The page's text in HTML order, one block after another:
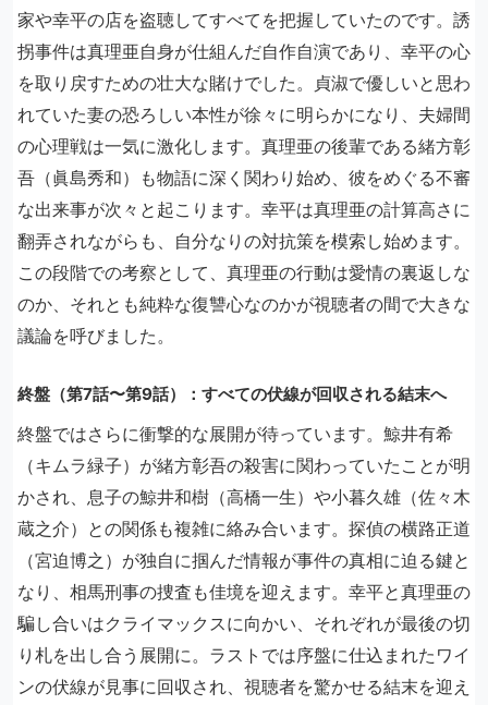
家や幸平の店を盗聴してすべてを把握していたのです。誘
拐事件は真理亜自身が仕組んだ自作自演であり、幸平の心
を取り戻すための壮大な賭けでした。貞淑で優しいと思わ
れていた妻の恐ろしい本性が徐々に明らかになり、夫婦間
の心理戦は一気に激化します。真理亜の後輩である緒方彰
吾（眞島秀和）も物語に深く関わり始め、彼をめぐる不審
な出来事が次々と起こります。幸平は真理亜の計算高さに
翻弄されながらも、自分なりの対抗策を模索し始めます。
この段階での考察として、真理亜の行動は愛情の裏返しな
のか、それとも純粋な復讐心なのかが視聴者の間で大きな
議論を呼びました。
終盤（第7話〜第9話）：すべての伏線が回収される結末へ
終盤ではさらに衝撃的な展開が待っています。鯨井有希
（キムラ緑子）が緒方彰吾の殺害に関わっていたことが明
かされ、息子の鯨井和樹（高橋一生）や小暮久雄（佐々木
蔵之介）との関係も複雑に絡み合います。探偵の横路正道
（宮迫博之）が独自に掴んだ情報が事件の真相に迫る鍵と
なり、相馬刑事の捜査も佳境を迎えます。幸平と真理亜の
騙し合いはクライマックスに向かい、それぞれが最後の切
り札を出し合う展開に。ラストでは序盤に仕込まれたワイ
ンの伏線が見事に回収され、視聴者を驚かせる結末を迎え